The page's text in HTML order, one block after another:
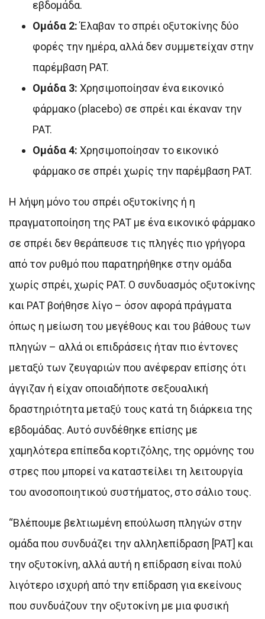
εβδομάδα.
Ομάδα 2:Έλαβαν το σπρέι οξυτοκίνης δύο
φορές την ημέρα, αλλά δεν συμμετείχαν στην
παρέμβαση PAT.
Ομάδα 3: Χρησιμοποίησαν ένα εικονικό
φάρμακο (placebo) σε σπρέι και έκαναν την
PAT.
Ομάδα 4: Χρησιμοποίησαν το εικονικό
φάρμακο σε σπρέι χωρίς την παρέμβαση PAT.
Η λήψη μόνο του σπρέι οξυτοκίνης ή η
πραγματοποίηση της PAT με ένα εικονικό φάρμακο
σε σπρέι δεν θεράπευσε τις πληγές πιο γρήγορα
από τον ρυθμό που παρατηρήθηκε στην ομάδα
χωρίς σπρέι, χωρίς PAT. Ο συνδυασμός οξυτοκίνης
και PAT βοήθησε λίγο – όσον αφορά πράγματα
όπως η μείωση του μεγέθους και του βάθους των
πληγών – αλλά οι επιδράσεις ήταν πιο έντονες
μεταξύ των ζευγαριών που ανέφεραν επίσης ότι
άγγιζαν ή είχαν οποιαδήποτε σεξουαλική
δραστηριότητα μεταξύ τους κατά τη διάρκεια της
εβδομάδας. Αυτό συνδέθηκε επίσης με
χαμηλότερα επίπεδα κορτιζόλης, της ορμόνης του
στρες που μπορεί να καταστείλει τη λειτουργία
του ανοσοποιητικού συστήματος, στο σάλιο τους.
“Βλέπουμε βελτιωμένη επούλωση πληγών στην
ομάδα που συνδυάζει την αλληλεπίδραση [PAT] και
την οξυτοκίνη, αλλά αυτή η επίδραση είναι πολύ
λιγότερο ισχυρή από την επίδραση για εκείνους
που συνδυάζουν την οξυτοκίνη με μια φυσική